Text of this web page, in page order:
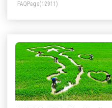
FAQPage(12911)